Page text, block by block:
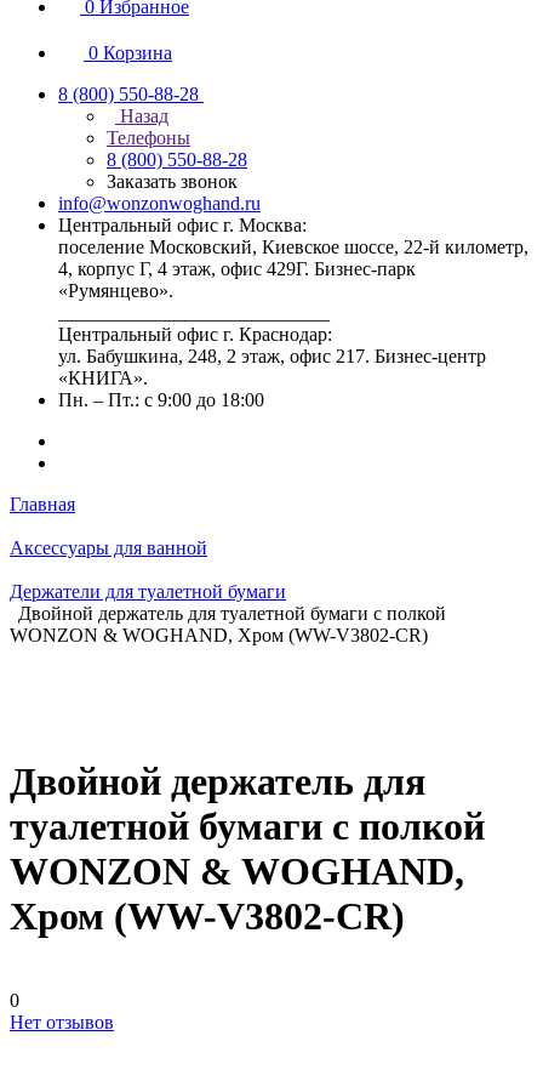
0 Избранное
0 Корзина
8 (800) 550-88-28
Назад
Телефоны
8 (800) 550-88-28
Заказать звонок
info@wonzonwoghand.ru
Центральный офис г. Москва:
поселение Московский, Киевское шоссе, 22-й километр,
4, корпус Г, 4 этаж, офис 429Г. Бизнес-парк
«Румянцево».
Центральный офис г. Краснодар:
ул. Бабушкина, 248, 2 этаж, офис 217. Бизнес-центр
«КНИГА».
Пн. – Пт.: с 9:00 до 18:00
Главная
Аксессуары для ванной
Держатели для туалетной бумаги
Двойной держатель для туалетной бумаги с полкой
WONZON & WOGHAND, Хром (WW-V3802-CR)
Двойной держатель для
туалетной бумаги с полкой
WONZON & WOGHAND,
Хром (WW-V3802-CR)
0
Нет отзывов